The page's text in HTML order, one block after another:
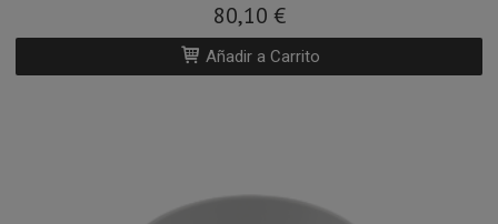
80,10 €
Añadir a Carrito